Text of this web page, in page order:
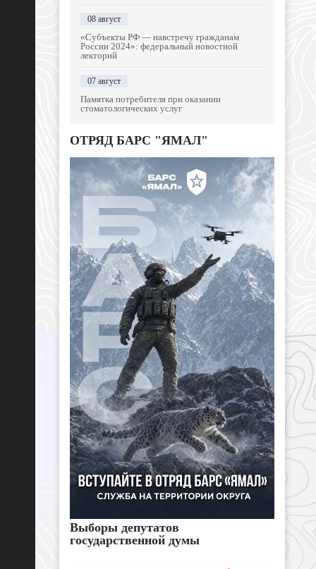
08 август
«Субъекты РФ — навстречу гражданам
России 2024»: федеральный новостной
лекторий
07 август
Памятка потребителя при оказании
стоматологических услуг
ОТРЯД БАРС "ЯМАЛ"
Выборы депутатов
государственной думы